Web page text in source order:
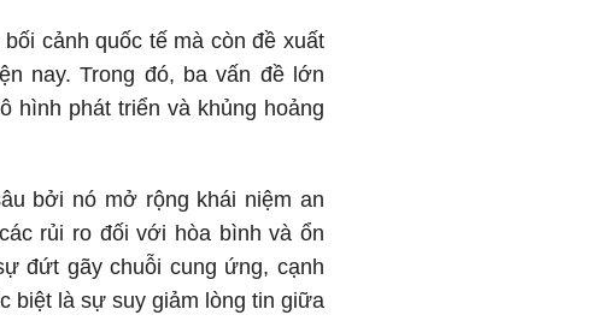
cảnh quốc tế mà còn đề xuất
nay. Trong đó, ba vấn đề lớn
hình phát triển và khủng hoảng
bởi nó mở rộng khái niệm an
rủi ro đối với hòa bình và ổn
đứt gãy chuỗi cung ứng, cạnh
biệt là sự suy giảm lòng tin giữa